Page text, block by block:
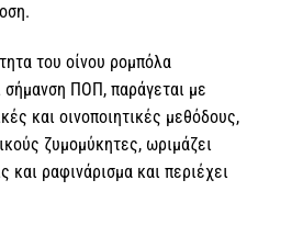
του οίνου ρομπόλα
σήμανση ΠΟΠ, παράγεται με
και οινοποιητικές μεθόδους,
ζυμομύκητες, ωριμάζει
και ραφινάρισμα και περιέχει